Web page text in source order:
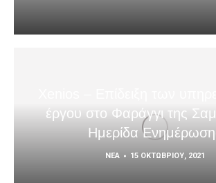
έργου στο Φαράγγι της
Ημερίδα
ΝΈΑ 15 ΟΚΤΩΒΡΊΟΥ, 2021